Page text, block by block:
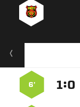
:
6’